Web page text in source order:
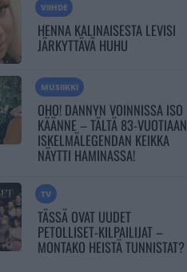
VIIHDE
HENNA KALINAISESTA LEVISI
JÄRKYTTÄVÄ HUHU
MUSIIKKI
OHO! DANNYN VOINNISSA ISO
KÄÄNNE – TÄLTÄ 83-VUOTIAAN
ISKELMÄLEGENDAN KEIKKA
NÄYTTI HAMINASSA!
TV
TÄSSÄ OVAT UUDET
PETOLLISET-KILPAILIJAT –
MONTAKO HEISTÄ TUNNISTAT?